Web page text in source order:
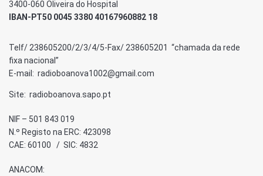
3400-060 Oliveira do Hospital
IBAN-PT50 0045 3380 40167960882 18
Telf/ 238605200/2/3/4/5-Fax/ 238605201 “chamada da rede
fixa nacional”
E-mail: radioboanova1002@gmail.com
Site: radioboanova.sapo.pt
NIF – 501 843 019
N.º Registo na ERC: 423098
CAE: 60100 / SIC: 4832
ANACOM: